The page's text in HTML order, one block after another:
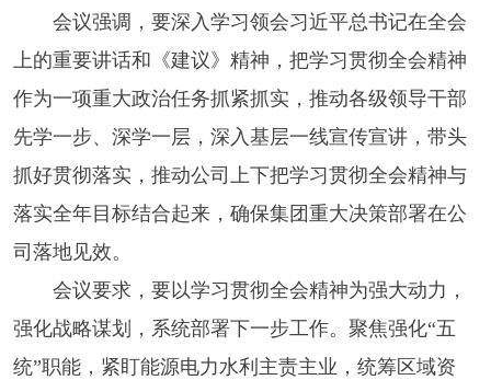
会议强调，要深入学习领会习近平总书记在全会
上的重要讲话和《建议》精神，把学习贯彻全会精神
作为一项重大政治任务抓紧抓实，推动各级领导干部
先学一步、深学一层，深入基层一线宣传宣讲，带头
抓好贯彻落实，推动公司上下把学习贯彻全会精神与
落实全年目标结合起来，确保集团重大决策部署在公
司落地见效。
会议要求，要以学习贯彻全会精神为强大动力，
强化战略谋划，系统部署下一步工作。 聚焦强化“五
统”职能， 紧盯能源电力水利主责主业，统筹区域资